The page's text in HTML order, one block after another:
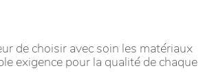
de choisir avec soin les matériaux
exigence pour la qualité de chaque